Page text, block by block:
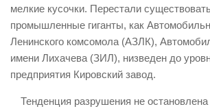
мелкие кусочки. Перестали
промышленные гиганты, как
Ленинского комсомола (АЗЛК),
имени Лихачева (ЗИЛ), низведен до
предприятия Кировский завод.
Тенденция разрушения не